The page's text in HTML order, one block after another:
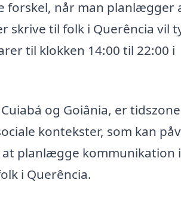
forskel, når man planlægger
skrive til folk i Querência vil
til klokken 14:00 til 22:00 i
og Goiânia, er
kontekster, som kan
planlægge kommunikation i
i Querência.